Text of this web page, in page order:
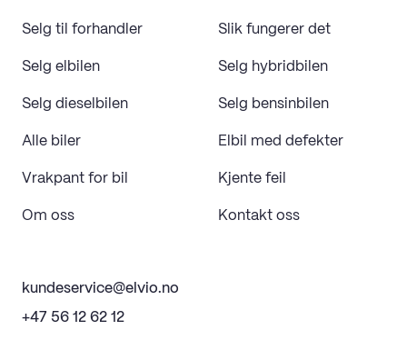
Selg til forhandler Slik fungerer det
Selg elbilen Selg hybridbilen
Selg dieselbilen Selg bensinbilen
Alle biler Elbil med defekter
Vrakpant for bil Kjente feil
Om oss Kontakt oss
kundeservice@elvio.no
+47 56 12 62 12